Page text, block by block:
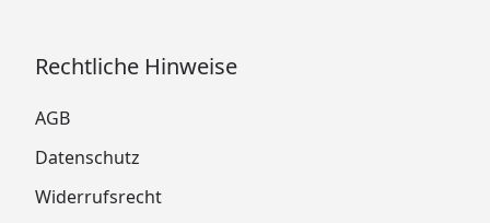
Rechtliche Hinweise
AGB
Datenschutz
Widerrufsrecht